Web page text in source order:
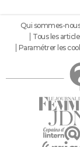
Qui sommes-
Tous les
Paramétrer les